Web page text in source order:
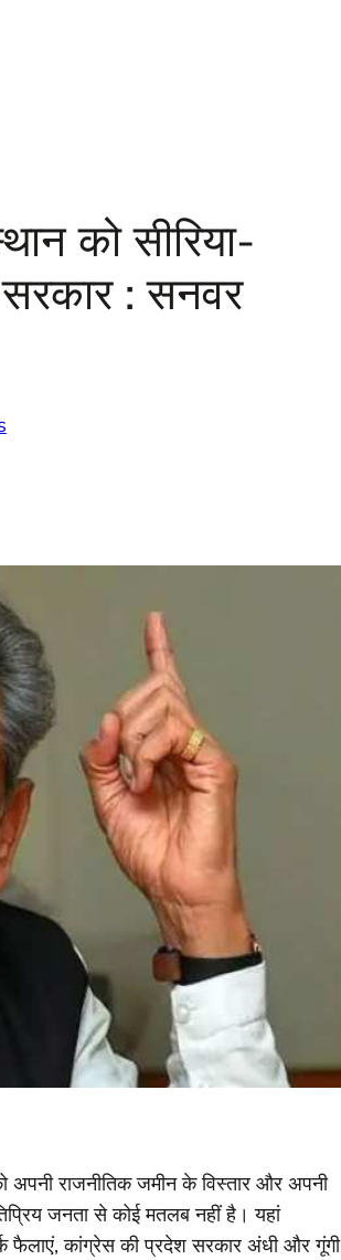
को सीरिया-
सरकार : सनवर
अपनी राजनीतिक जमीन के विस्तार और अपनी
जनता से कोई मतलब नहीं है। यहां
कांग्रेस की प्रदेश सरकार अंधी और गूंगी